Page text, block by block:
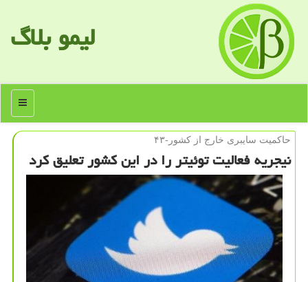
لیمو بلاگ
منو
حاكمیت سایبری خارج از كشور-۴۳
نیجریه فعالیت توئیتر را در این كشور تعلیق كرد